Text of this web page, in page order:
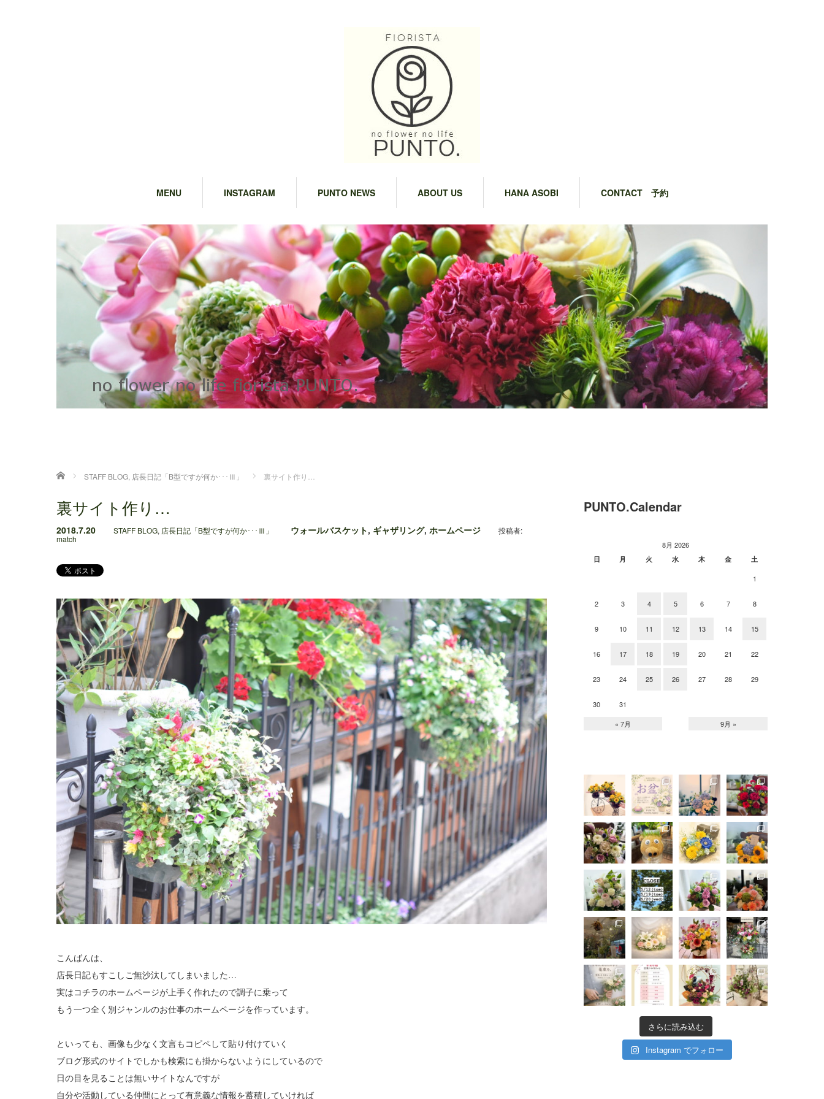
MENU INSTAGRAM PUNTO NEWS ABOUT US HANA ASOBI CONTACT 予約
ホーム STAFF BLOG, 店長日記「B型ですが何か･･･Ⅲ」 裏サイト作り…
裏サイト作り…
2018.7.20 STAFF BLOG, 店長日記「B型ですが何か･･･Ⅲ」 ウォールバスケット, ギャザリング, ホームページ
投稿者:
match
こんばんは、
店長日記もすこしご無沙汰してしまいました…
実はコチラのホームページが上手く作れたので調子に乗って
もう一つ全く別ジャンルのお仕事のホームページを作っています。
といっても、画像も少なく文言もコピペして貼り付けていく
ブログ形式のサイトでしかも検索にも掛からないようにしているので
日の目を見ることは無いサイトなんですが
自分や活動している仲間にとって有意義な情報を蓄積していければ
PUNTO.Calendar
8月 2026
日 月 火 水 木 金 土
1
2 3 4 5 6 7 8
9 10 11 12 13 14 15
16 17 18 19 20 21 22
23 24 25 26 27 28 29
30
31
« 7月
9月 »
さらに読み込む
Instagram でフォロー